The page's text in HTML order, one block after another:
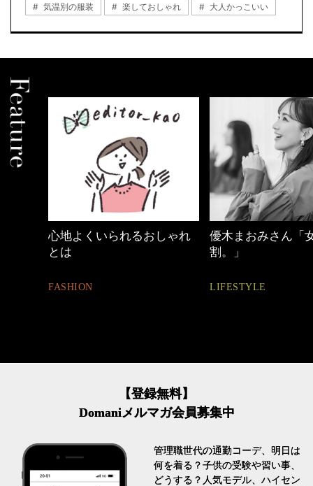
気温別の服装
楽しておしゃれ 大人かっこいい
優木まおみさん「女の時間
割。」
LIFESTYLE
働く女性のバッグ
【登録無料】
Domaniメルマガ会員募集中
管理職世代の通勤コーデ、明日は
何を着る？子供の受験や習い事、
どうする？人気モデル、ハイセン